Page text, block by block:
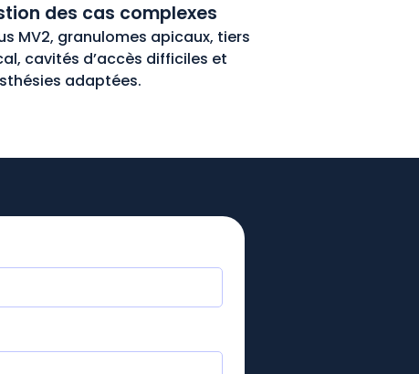
des cas complexes
MV2, granulomes apicaux, tiers
cavités d’accès difficiles et
adaptées.